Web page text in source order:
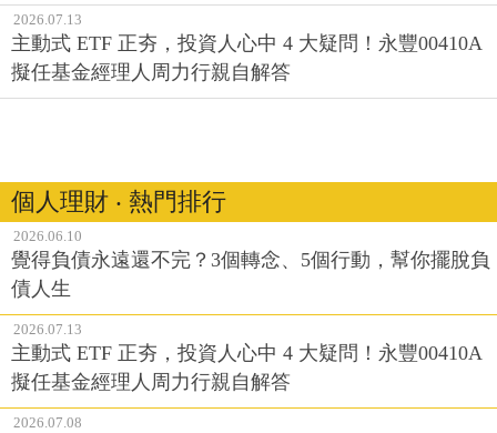
2026.07.13
主動式 ETF 正夯，投資人心中 4 大疑問！永豐00410A
擬任基金經理人周力行親自解答
個人理財 ‧ 熱門排行
2026.06.10
覺得負債永遠還不完？3個轉念、5個行動，幫你擺脫負
債人生
2026.07.13
主動式 ETF 正夯，投資人心中 4 大疑問！永豐00410A
擬任基金經理人周力行親自解答
2026.07.08